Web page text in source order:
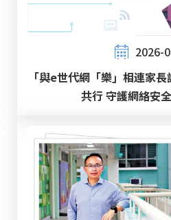
2026-
「與e世代網「樂」相連家
共行 守護網絡安